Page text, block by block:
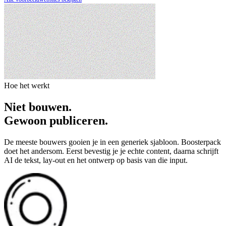
Hoe het werkt
Niet bouwen.
Gewoon publiceren.
De meeste bouwers gooien je in een generiek sjabloon. Boosterpack
doet het andersom. Eerst bevestig je je echte content, daarna schrijft
AI de tekst, lay-out en het ontwerp op basis van die input.